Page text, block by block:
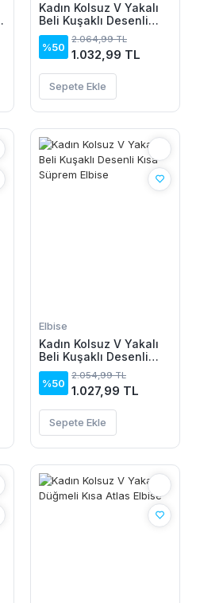
Kadın Kolsuz V Yakalı
Beli Kuşaklı Desenli
Kısa Süprem Elbise
%50
2.064,99 TL
1.032,99 TL
Sepete Ekle
Elbise
Kadın Kolsuz V Yakalı
Beli Kuşaklı Desenli
Kısa Süprem Elbise
%50
2.054,99 TL
1.027,99 TL
Sepete Ekle